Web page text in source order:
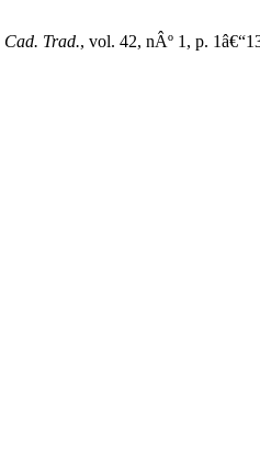
Cad. Trad., vol. 42, nÂº 1, p.